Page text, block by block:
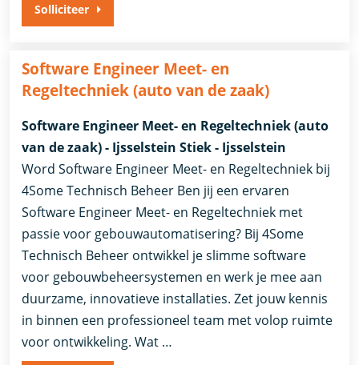
Solliciteer
Software Engineer Meet- en
Regeltechniek (auto van de zaak)
Software Engineer Meet- en Regeltechniek (auto
van de zaak) - Ijsselstein Stiek - Ijsselstein
Word Software Engineer Meet- en Regeltechniek bij
4Some Technisch Beheer Ben jij een ervaren
Software Engineer Meet- en Regeltechniek met
passie voor gebouwautomatisering? Bij 4Some
Technisch Beheer ontwikkel je slimme software
voor gebouwbeheersystemen en werk je mee aan
duurzame, innovatieve installaties. Zet jouw kennis
in binnen een professioneel team met volop ruimte
voor ontwikkeling. Wat …